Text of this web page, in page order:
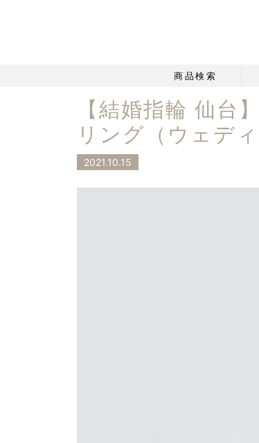
商品検索
【結婚指輪 仙台
リング（ウェディ
2021.10.15